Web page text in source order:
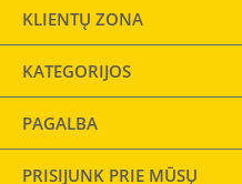
KLIENTŲ ZONA
KATEGORIJOS
PAGALBA
PRISIJUNK PRIE MŪSŲ